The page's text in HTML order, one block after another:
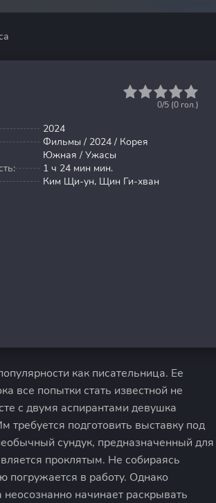
0/5 (0 гол.)
2024
Фильмы / 2024 / Корея
Южная / Ужасы
1 ч 24 мин мин.
Ким Щи-ун, Щин Ги-хван
как писательница. Ее
все попытки стать известной не
с двумя аспирантами девушка
требуется подготовить выставку под
сундук, предназначенный для
проклятым. Не собираясь
погружается в работу. Однако
начинает раскрывать